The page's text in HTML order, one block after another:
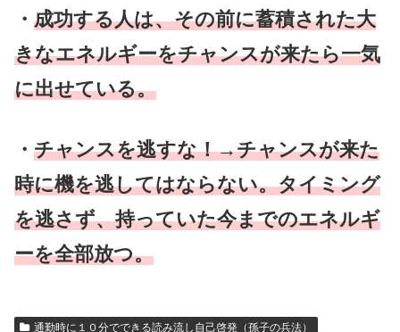
・ 成功する人は、その前に蓄積された大
きなエネルギーをチャンスが来たら一気
に出せている。
・ チャンスを逃すな！→チャンスが来た
時に機を逃してはならない。タイミング
を逃さず、持っていた今までのエネルギ
ーを全部放つ。
通勤時に１０分でできる読み流し自己啓発（孫子の兵法）